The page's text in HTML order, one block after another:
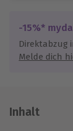
Jeder
10 Jahre
-15%*
Direktabzug
Melde dich
Inhalt